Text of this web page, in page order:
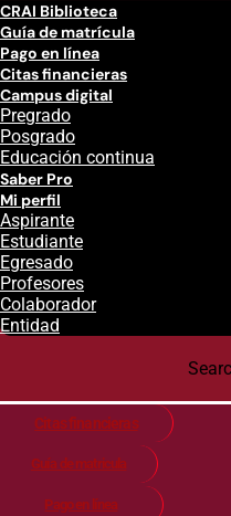
CRAI Biblioteca
Guía de matrícula
Pago en línea
Citas financieras
Campus digital
Pregrado
Posgrado
Educación continua
Saber Pro
Mi perfil
Aspirante
Estudiante
Egresado
Profesores
Colaborador
Entidad
Citas financieras
Guía de matricula
Pago en línea